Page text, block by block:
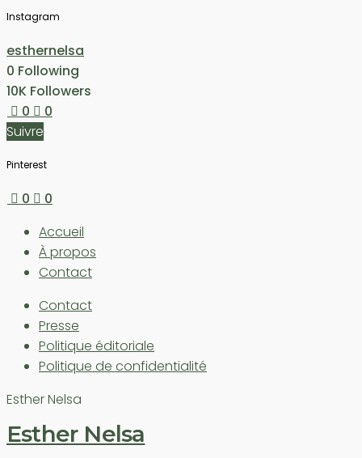
Instagram
esthernelsa
0 Following
10K Followers
0
0
Suivre
Pinterest
0
0
Accueil
À propos
Contact
Contact
Presse
Politique éditoriale
Politique de confidentialité
Esther Nelsa
Esther Nelsa